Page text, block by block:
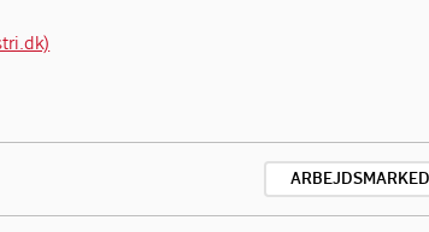
ARBEJDSMARKED